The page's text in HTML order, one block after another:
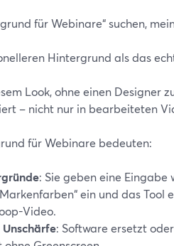
für Webinare“ suchen,
Hintergrund als das
Look, ohne einen Designer
– nicht nur in bearbeiteten
für Webinare bedeuten:
: Sie geben eine Eingabe
ein und das Tool
Video.
: Software ersetzt